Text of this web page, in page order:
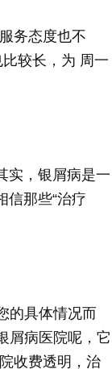
务态度也不
较长，为 周一
实，银屑病是一
信那些“治疗
的具体情况而
屑病医院呢，它
收费透明，治